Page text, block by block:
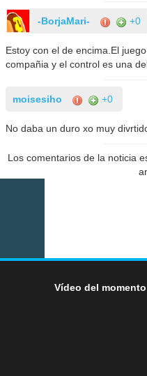
-BorjaMari- +0
Estoy con el de encima.El
compañia y el control es una
moisesiho +0
No daba un duro xo muy
Los comentarios de la noticia
Vídeo del